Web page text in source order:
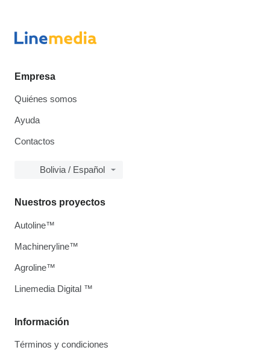
Empresa
Quiénes somos
Ayuda
Contactos
Bolivia / Español
Información
Términos y condiciones
Nuestros proyectos
Autoline™
Machineryline™
Agroline™
Linemedia Digital ™